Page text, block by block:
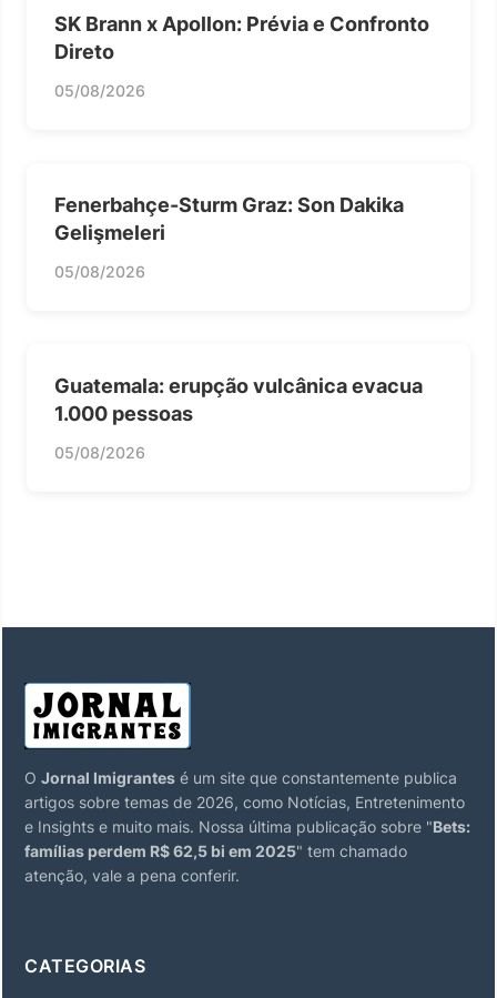
SK Brann x Apollon: Prévia e Confronto
Direto
05/08/2026
Fenerbahçe-Sturm Graz: Son Dakika
Gelişmeleri
05/08/2026
Guatemala: erupção vulcânica evacua
1.000 pessoas
05/08/2026
O Jornal Imigrantes é um site que constantemente publica
artigos sobre temas de 2026, como Notícias, Entretenimento
e Insights e muito mais. Nossa última publicação sobre "Bets:
famílias perdem R$ 62,5 bi em 2025" tem chamado
atenção, vale a pena conferir.
CATEGORIAS